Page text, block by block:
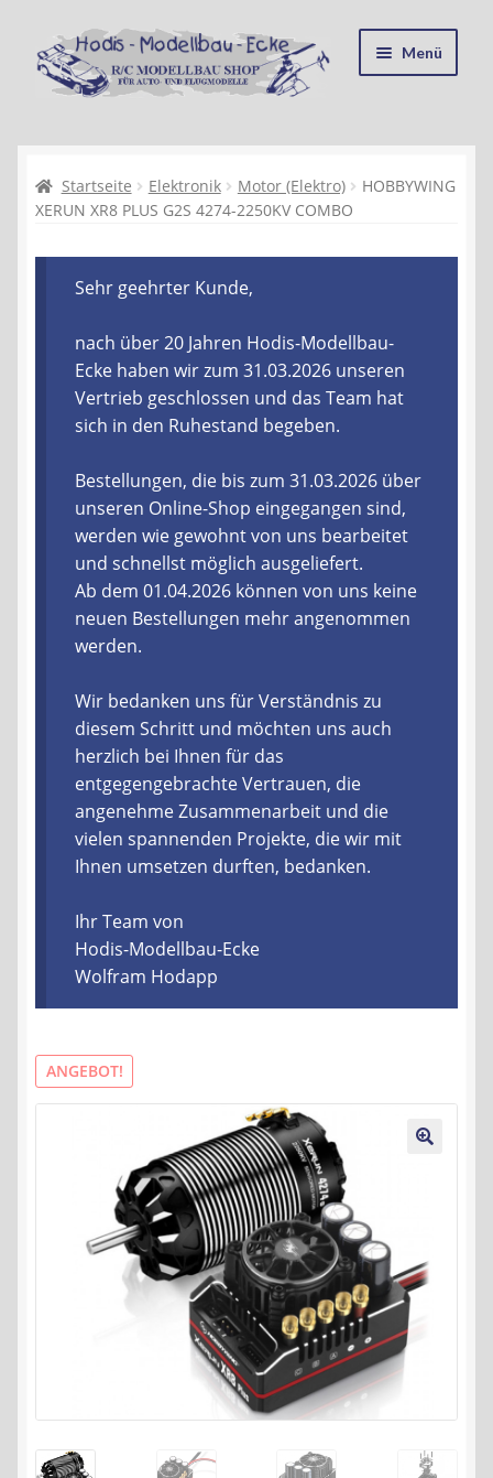
Zur
Navigation
springen
Zum
Inhalt
springen
Menü
Kasse
Recycling, Entsorgung und Umwelt
Shop
Warenkorb
Ablauf einer Bestellung
Liefer- und Versandkosten
Zahlungsarten
Lieferzeit & Verfügbarkeit
Gutschein
Batterien- und Akku Verordnung
Elektro- und Elektronikgeräte Verordnung
Vereine & Foren
Kontakt
AGB
Datenschutzerklärung
Impressum
Startseite Elektronik Motor (Elektro)
HOBBYWING
XERUN XR8 PLUS G2S 4274-2250KV COMBO
Sehr geehrter Kunde,
nach über 20 Jahren Hodis-Modellbau-
Ecke haben wir zum 31.03.2026 unseren
Vertrieb geschlossen und das Team hat
sich in den Ruhestand begeben.
Bestellungen, die bis zum 31.03.2026 über
unseren Online-Shop eingegangen sind,
werden wie gewohnt von uns bearbeitet
und schnellst möglich ausgeliefert.
Ab dem 01.04.2026 können von uns keine
neuen Bestellungen mehr angenommen
werden.
Wir bedanken uns für Verständnis zu
diesem Schritt und möchten uns auch
herzlich bei Ihnen für das
entgegengebrachte Vertrauen, die
angenehme Zusammenarbeit und die
vielen spannenden Projekte, die wir mit
Ihnen umsetzen durften, bedanken.
Ihr Team von
Hodis-Modellbau-Ecke
Wolfram Hodapp
ANGEBOT!